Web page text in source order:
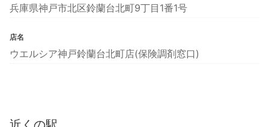
兵庫県神戸市北区鈴蘭台北町9丁目1番1号
店名
ウエルシア神戸鈴蘭台北町店(保険調剤窓口)